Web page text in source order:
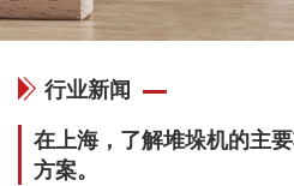
行业新闻
在上海，了解堆垛机的主
方案。